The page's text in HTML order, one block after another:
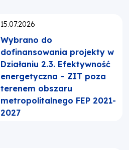
Opublikowano:
15.07.2026
Wybrano do
dofinansowania projekty w
Działaniu 2.3. Efektywność
energetyczna – ZIT poza
terenem obszaru
metropolitalnego FEP 2021-
2027